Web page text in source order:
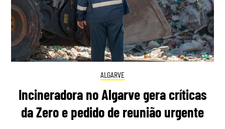
ALGARVE
Incineradora no Algarve gera críticas
da Zero e pedido de reunião urgente